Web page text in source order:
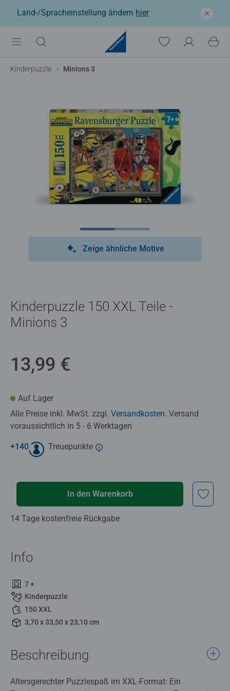
Land-/Spracheinstellung ändern hier
Kinderpuzzle Minions 3
Zeige ähnliche Motive
Kinderpuzzle 150 XXL Teile -
Minions 3
13,99 €
Auf Lager
Alle Preise inkl. MwSt. zzgl. Versandkosten. Versand
voraussichtlich in 5 - 6 Werktagen
+140 Treuepunkte
In den Warenkorb
14 Tage kostenfreie Rückgabe
Info
7 +
Kinderpuzzle
150 XXL
3,70 x 33,50 x 23,10 cm
Beschreibung
Altersgerechter Puzzlespaß im XXL-Format: Ein